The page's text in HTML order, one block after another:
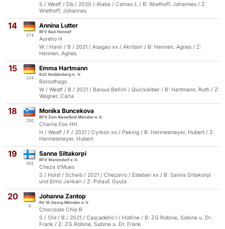
S / Westf / Db / 2020 / Alaba / Camax L / B: Wiethoff, Johannes / Z:
Wiethoff, Johannes
14
274
Annina Lutter
RFV Bad Honnef
Aurelio H
W / Hann / B / 2021 / Asagao xx / Akribori / B: Hennen, Agnes / Z:
Hennen, Agnes
15
224
Emma Hartmann
RJC Rodderberg e. V.
Balouthago
W / Westf / B / 2021 / Balous Bellini / Quicksilber / B: Hartmann, Ruth / Z:
Wagner, Carla
18
250
Monika Buncekova
RFV Zum Rieselfeld Münster e.V.
Charlie Fox HH
H / Westf / F / 2021 / Cyrkon xx / Peking / B: Hermesmeyer, Hubert / Z:
Hermesmeyer, Hubert
19
302
Sanna Siltakorpi
RFV Warendorf e.V.
Cheza d'Mues
S / Holst / Schwb / 2021 / Chezarro / Esteban xx / B: Sanna Siltakorpi
und Elmo Jankari / Z: Polauf, Gyula
20
8
Johanna Zantop
RV St.Georg Münster e.V.
Chocolate Chip R
S / Old / B / 2021 / Cascadello I / Hotline / B: ZG Robine, Sabine u. Dr.
Frank / Z: ZG Robine, Sabine u. Dr. Frank